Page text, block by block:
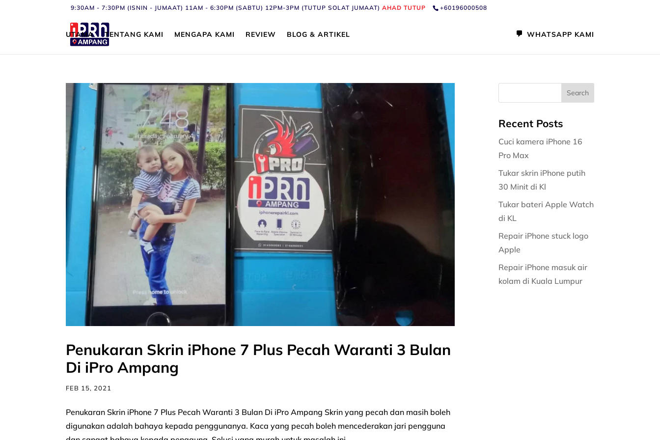
9:30AM - 7:30PM (ISNIN - JUMAAT) 11AM - 6:30PM (SABTU) 12PM-3PM (TUTUP SOLAT JUMAAT)AHAD TUTUP +60196000508
UTAMA TENTANG KAMI MENGAPA KAMI REVIEW BLOG & ARTIKEL WHATSAPP KAMI
Penukaran Skrin iPhone 7 Plus Pecah Waranti 3 Bulan
Di iPro Ampang
FEB 15, 2021
Penukaran Skrin iPhone 7 Plus Pecah Waranti 3 Bulan Di iPro Ampang Skrin yang pecah dan masih boleh
digunakan adalah bahaya kepada penggunanya. Kaca yang pecah boleh mencederakan jari pengguna
Recent Posts
Cuci kamera iPhone 16
Pro Max
Tukar skrin iPhone putih
30 Minit di Kl
Tukar bateri Apple Watch
di KL
Repair iPhone stuck logo
Apple
Repair iPhone masuk air
kolam di Kuala Lumpur